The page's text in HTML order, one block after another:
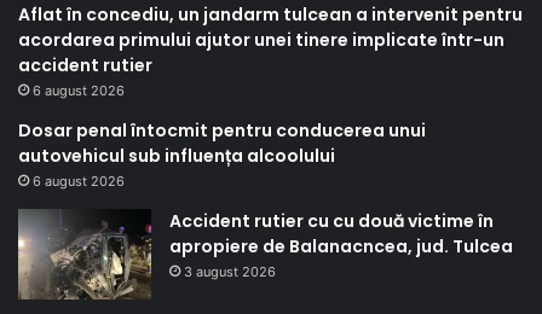
Aflat în concediu, un jandarm tulcean a intervenit pentru
acordarea primului ajutor unei tinere implicate într-un
accident rutier
6 august 2026
Dosar penal întocmit pentru conducerea unui
autovehicul sub influența alcoolului
6 august 2026
Accident rutier cu cu două victime în
apropiere de Balanacncea, jud. Tulcea
3 august 2026